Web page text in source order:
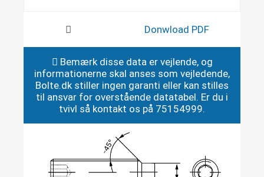
Donwload PDF
Bemærk disse data er vejlende, og
informationerne skal anses som vejledende,
Bolte.dk stiller ingen garanti eller kan stilles
til ansvar for overstående datatabel. Er du i
tvivl så kontakt os på 75154999.